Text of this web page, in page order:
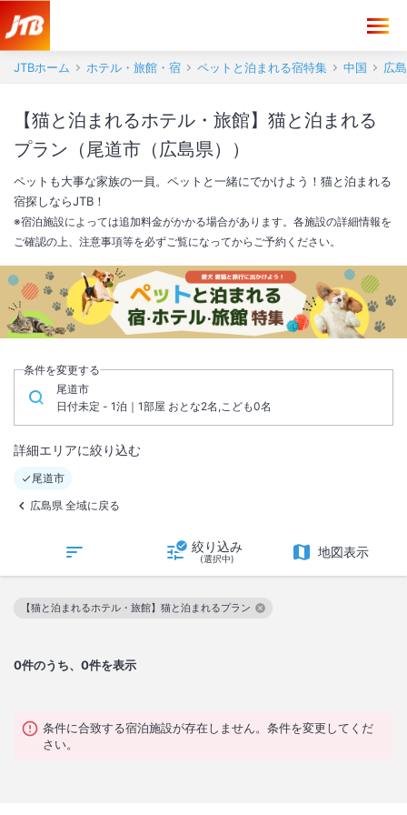
JTBホーム ホテル・旅館・宿 ペットと泊まれる宿特集 中国 広
【猫と泊まれるホテル・旅館】猫と泊まれる
プラン（尾道市（広島県））
ペットも大事な家族の一員。ペットと一緒にでかけよう！猫と泊まれる
宿探しならJTB！
※宿泊施設によっては追加料金がかかる場合があります。各施設の詳細情報を
ご確認の上、注意事項等を必ずご覧になってからご予約ください。
条件を変更する
尾道市
日付未定 - 1泊｜1部屋 おとな2名,こども0名
詳細エリアに絞り込む
尾道市
広島県 全域に戻る
絞り込み
(選択中) 地図表示
0件のうち、0件を表示
【猫と泊まれるホテル・旅館】猫と泊まれるプラン
この絞り込み条件を解除
条件に合致する宿泊施設が存在しません。条件を変更してくだ
さい。